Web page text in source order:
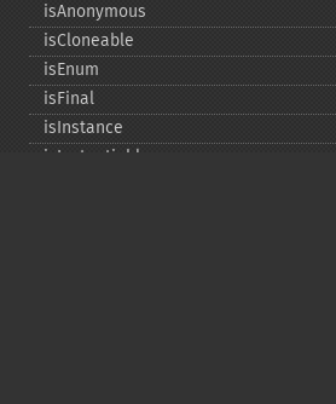
isAnonymous
isCloneable
isEnum
isFinal
isInstance
isInstantiable